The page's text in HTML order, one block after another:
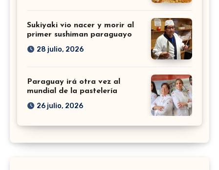
Sukiyaki vio nacer y morir al
primer sushiman paraguayo
28 julio, 2026
Paraguay irá otra vez al
mundial de la pastelería
26 julio, 2026